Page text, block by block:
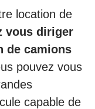
location de
vous diriger
de camions
pouvez vous
capable de